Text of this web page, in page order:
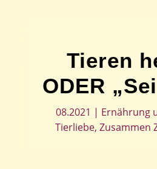
Tieren
ODER
08.2021 | Ernährung
Tierliebe, Zusammen